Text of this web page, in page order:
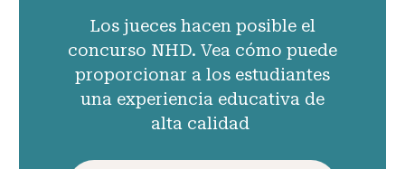
Los jueces hacen posible el
concurso NHD. Vea cómo puede
proporcionar a los estudiantes
una experiencia educativa de
alta calidad